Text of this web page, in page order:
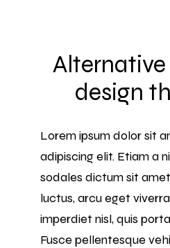
design
Lorem ipsum dolor sit
adipiscing elit. Etiam a
sodales dictum sit
luctus, arcu eget viverra
imperdiet nisl, quis
Fusce pellentesque